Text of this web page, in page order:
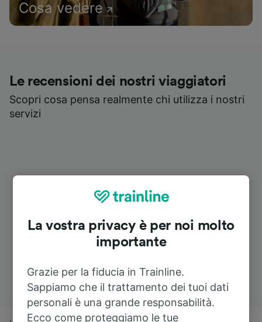
Cosa vedere
Le recensioni dei nostri viaggiatori
Scopri cosa pensa realmente chi utilizza i nostri
servizi
La vostra privacy è per noi molto
importante
Grazie per la fiducia in Trainline.
Sappiamo che il trattamento dei tuoi dati
personali è una grande responsabilità.
Ecco come proteggiamo le tue